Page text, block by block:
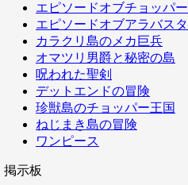
エピソードオブチョッパー
エピソードオブアラバスタ
カラクリ島のメカ巨兵
オマツリ男爵と秘密の島
呪われた聖剣
デットエンドの冒険
珍獣島のチョッパー王国
ねじまき島の冒険
ワンピース
掲示板